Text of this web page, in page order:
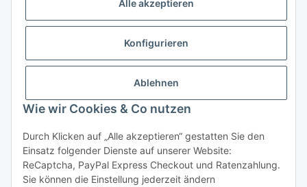
Alle akzeptieren
Konfigurieren
Ablehnen
Wie wir Cookies & Co nutzen
Durch Klicken auf „Alle akzeptieren“ gestatten Sie den
Einsatz folgender Dienste auf unserer Website:
ReCaptcha, PayPal Express Checkout und Ratenzahlung.
Sie können die Einstellung jederzeit ändern
Allgemeine Informationen
Rechtliche Infomationen
Service
Vertrag widerrufen